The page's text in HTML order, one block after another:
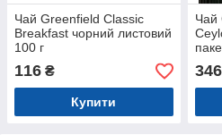
Чай Greenfield Classic
Breakfast чорний листовий
100 г
116 ₴
Купити
Чай
346